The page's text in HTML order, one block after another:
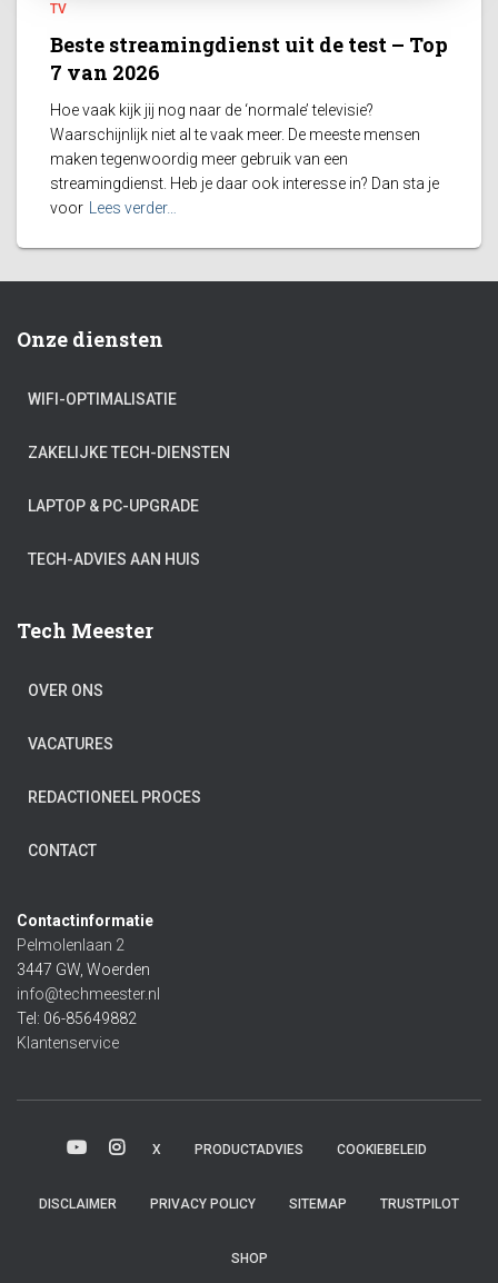
TV
Beste streamingdienst uit de test – Top
7 van 2026
Hoe vaak kijk jij nog naar de ‘normale’ televisie?
Waarschijnlijk niet al te vaak meer. De meeste mensen
maken tegenwoordig meer gebruik van een
streamingdienst. Heb je daar ook interesse in? Dan sta je
voor
Lees verder…
Onze diensten
WIFI-OPTIMALISATIE
ZAKELIJKE TECH-DIENSTEN
LAPTOP & PC-UPGRADE
TECH-ADVIES AAN HUIS
Tech Meester
OVER ONS
VACATURES
REDACTIONEEL PROCES
CONTACT
Contactinformatie
Pelmolenlaan 2
3447 GW, Woerden
info@techmeester.nl
Tel: 06-85649882
Klantenservice
X PRODUCTADVIES COOKIEBELEID
DISCLAIMER PRIVACY POLICY SITEMAP TRUSTPILOT
SHOP